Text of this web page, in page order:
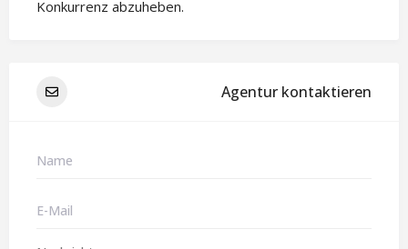
Konkurrenz abzuheben.
Agentur kontaktieren